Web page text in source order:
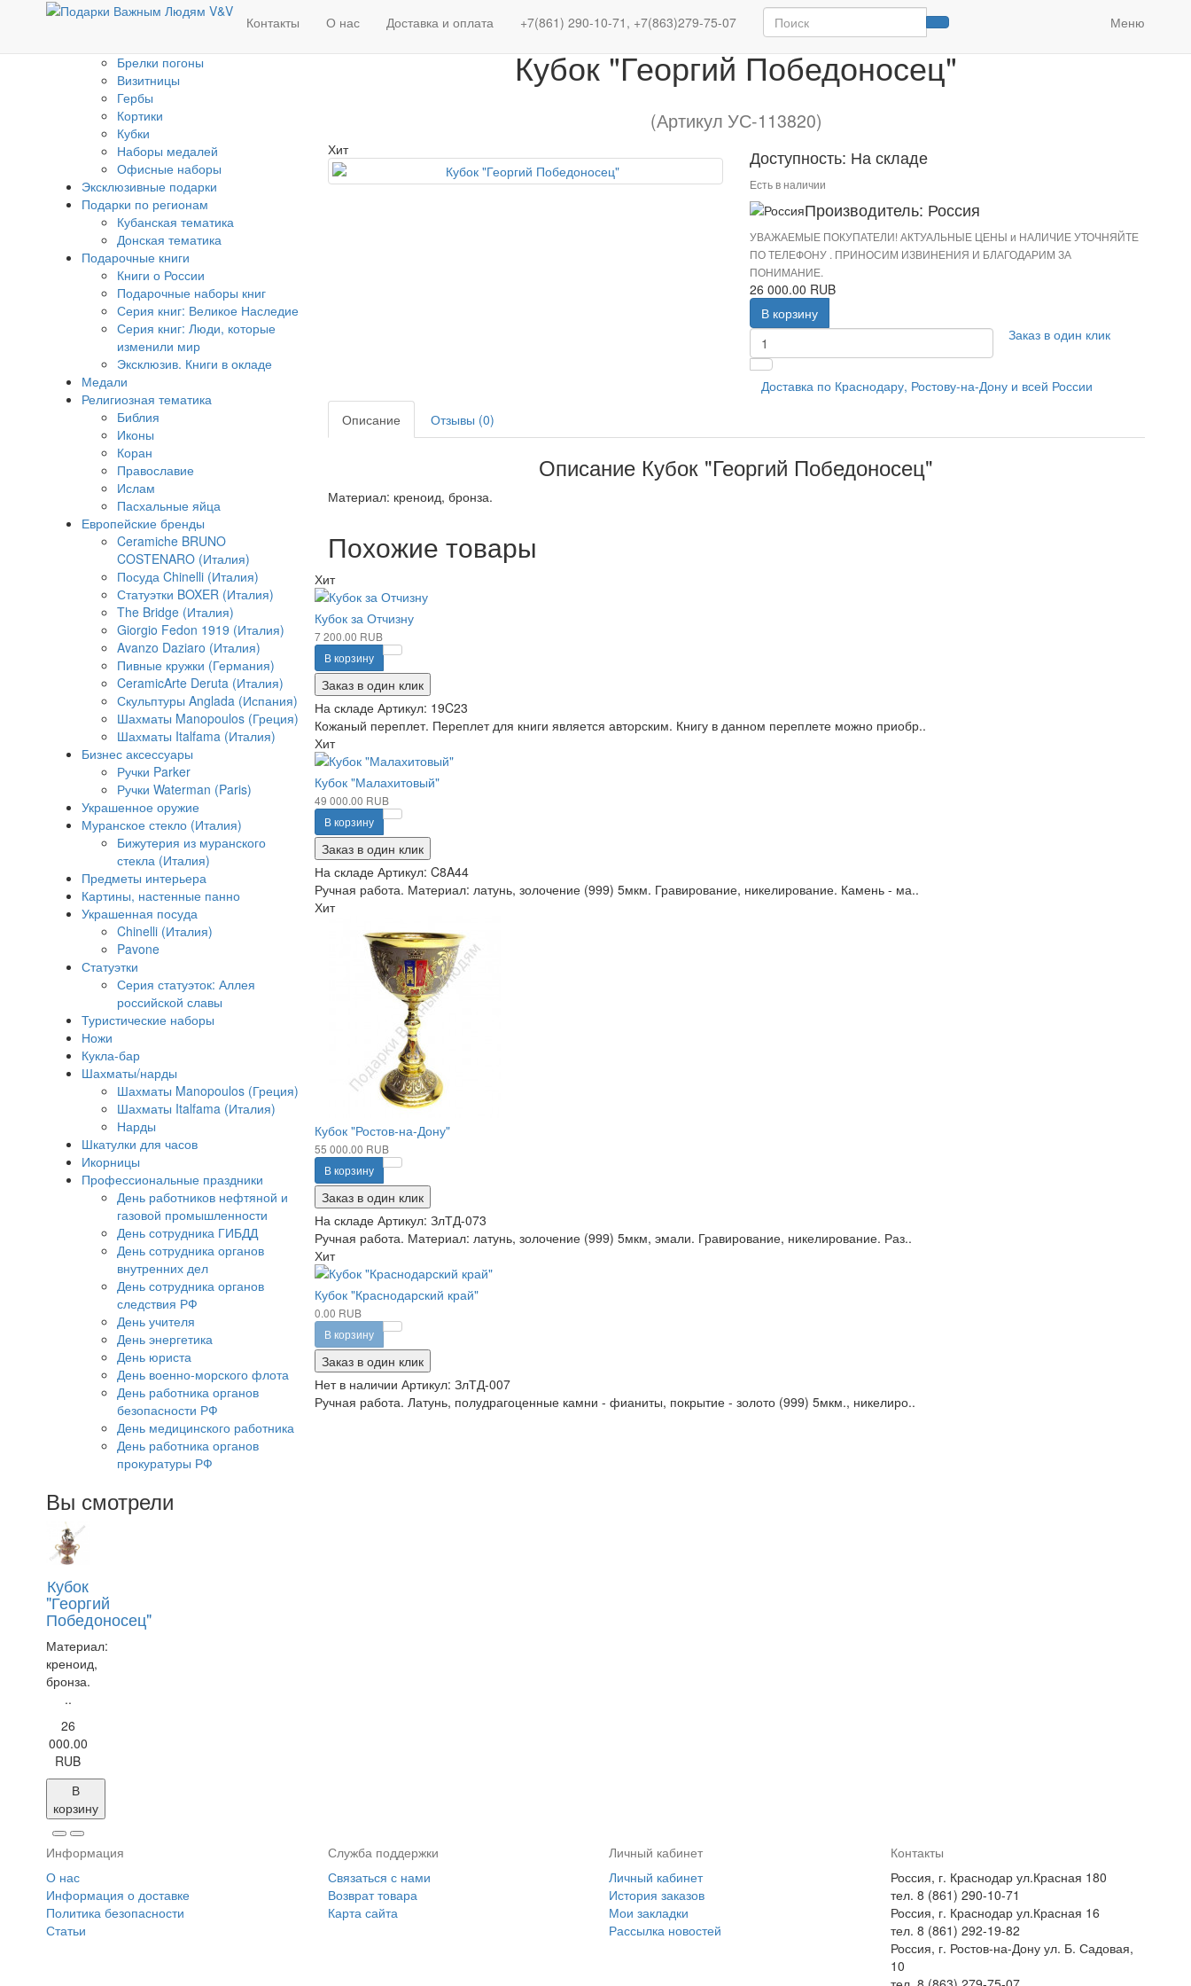
Контакты О нас Доставка и оплата +7(861) 290-10-71, +7(863)279-75-07 Меню
Изделия с Государственной
Брелки погоны
Визитницы
Гербы
Кортики
Кубки
Наборы медалей
Офисные наборы
Эксклюзивные подарки
Подарки по регионам
Кубанская тематика
Донская тематика
Подарочные книги
Книги о России
Подарочные наборы книг
Серия книг: Великое Наследие
Серия книг: Люди, которые
изменили мир
Эксклюзив. Книги в окладе
Медали
Религиозная тематика
Библия
Иконы
Коран
Православие
Ислам
Пасхальные яйца
Европейские бренды
Ceramiche BRUNO
COSTENARO (Италия)
Посуда Chinelli (Италия)
Статуэтки BOXER (Италия)
The Bridge (Италия)
Giorgio Fedon 1919 (Италия)
Avanzo Daziaro (Италия)
Пивные кружки (Германия)
CeramicArte Deruta (Италия)
Скульптуры Anglada (Испания)
Шахматы Manopoulos (Греция)
Шахматы Italfama (Италия)
Бизнес аксессуары
Ручки Parker
Ручки Waterman (Paris)
Украшенное оружие
Муранское стекло (Италия)
Бижутерия из муранского
стекла (Италия)
Предметы интерьера
Картины, настенные панно
Украшенная посуда
Chinelli (Италия)
Pavone
Статуэтки
Серия статуэток: Аллея
российской славы
Туристические наборы
Ножи
Кукла-бар
Шахматы/нарды
Шахматы Manopoulos (Греция)
Шахматы Italfama (Италия)
Нарды
Шкатулки для часов
Икорницы
Профессиональные праздники
День работников нефтяной и
газовой промышленности
День сотрудника ГИБДД
День сотрудника органов
внутренних дел
День сотрудника органов
следствия РФ
День учителя
День энергетика
День юриста
День военно-морского флота
День работника органов
безопасности РФ
День медицинского работника
День работника органов
прокуратуры РФ
Вы смотрели
Кубок
"Георгий
Победоносец"
Материал:
креноид,
бронза.
..
26
000.00
RUB
В
корзину
Изделия с Государственной символикой Кубки Кубок "Георгий Победоносец"
Кубок "Георгий Победоносец"
(Артикул УС-113820)
Хит Доступность: На складе
Есть в наличии
Производитель: Россия
УВАЖАЕМЫЕ ПОКУПАТЕЛИ! АКТУАЛЬНЫЕ ЦЕНЫ и НАЛИЧИЕ УТОЧНЯЙТЕ
ПО ТЕЛЕФОНУ . ПРИНОСИМ ИЗВИНЕНИЯ И БЛАГОДАРИМ ЗА
ПОНИМАНИЕ.
26 000.00 RUB
В корзину
Заказ в один клик
Доставка по Краснодару, Ростову-на-Дону и всей России
Описание
Отзывы (0)
Описание Кубок "Георгий Победоносец"
Материал: креноид, бронза.
Похожие товары
Хит
Кубок за Отчизну
7 200.00 RUB
В корзину
Заказ в один клик
На складе Артикул: 19C23
Кожаный переплет. Переплет для книги является авторским. Книгу в данном переплете можно приобр..
Хит
Кубок "Малахитовый"
49 000.00 RUB
В корзину
Заказ в один клик
На складе Артикул: C8A44
Ручная работа. Материал: латунь, золочение (999) 5мкм. Гравирование, никелирование. Камень - ма..
Хит
Кубок "Ростов-на-Дону"
55 000.00 RUB
В корзину
Заказ в один клик
На складе Артикул: ЗлТД-073
Ручная работа. Материал: латунь, золочение (999) 5мкм, эмали. Гравирование, никелирование. Раз..
Хит
Кубок "Краснодарский край"
0.00 RUB
В корзину
Заказ в один клик
Нет в наличии Артикул: ЗлТД-007
Ручная работа. Латунь, полудрагоценные камни - фианиты, покрытие - золото (999) 5мкм., никелиро..
Информация
О нас
Информация о доставке
Политика безопасности
Статьи
Служба поддержки
Связаться с нами
Возврат товара
Карта сайта
Личный кабинет
Личный кабинет
История заказов
Мои закладки
Рассылка новостей
Контакты
Россия, г. Краснодар ул.Красная 180
тел. 8 (861) 290-10-71
Россия, г. Краснодар ул.Красная 16
тел. 8 (861) 292-19-82
Россия, г. Ростов-на-Дону ул. Б. Садовая,
10